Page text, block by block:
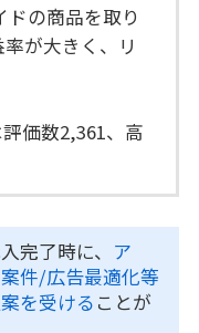
の商品を取り
が大きく、リ
価数2,361、高
完了時に、 ア
件/広告最適化等
を受ける ことが